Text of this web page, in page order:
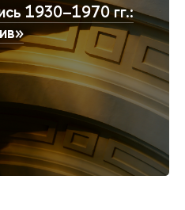
1930–1970 гг.: